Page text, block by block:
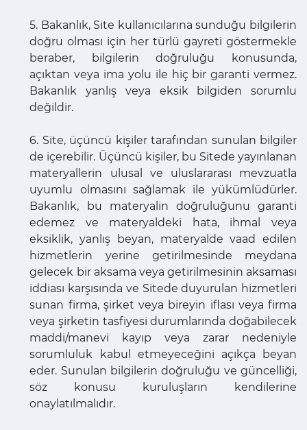
5. Bakanlık, Site kullanıcılarına sunduğu bilgilerin
doğru olması için her türlü gayreti göstermekle
beraber, bilgilerin doğruluğu konusunda,
açıktan veya ima yolu ile hiç bir garanti vermez.
Bakanlık yanlış veya eksik bilgiden sorumlu
değildir.
6. Site, üçüncü kişiler tarafından sunulan bilgiler
de içerebilir. Üçüncü kişiler, bu Sitede yayınlanan
materyallerin ulusal ve uluslararası mevzuatla
uyumlu olmasını sağlamak ile yükümlüdürler.
Bakanlık, bu materyalin doğruluğunu garanti
edemez ve materyaldeki hata, ihmal veya
eksiklik, yanlış beyan, materyalde vaad edilen
hizmetlerin yerine getirilmesinde meydana
gelecek bir aksama veya getirilmesinin aksaması
iddiası karşısında ve Sitede duyurulan hizmetleri
sunan firma, şirket veya bireyin iflası veya firma
veya şirketin tasfiyesi durumlarında doğabilecek
maddi/manevi kayıp veya zarar nedeniyle
sorumluluk kabul etmeyeceğini açıkça beyan
eder. Sunulan bilgilerin doğruluğu ve güncelliği,
söz konusu kuruluşların kendilerine
onaylatılmalıdır.